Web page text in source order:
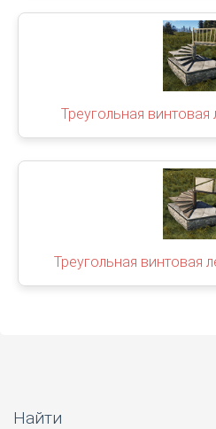
Треугольная винтовая
Треугольная винтовая
Найти